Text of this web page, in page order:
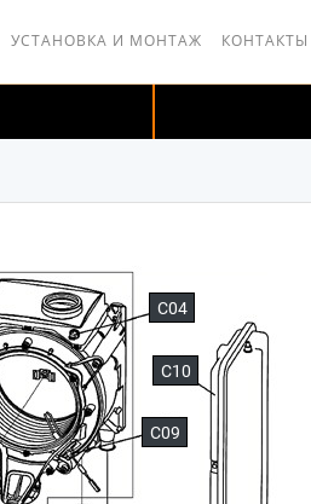
УСТАНОВКА И МОНТАЖ КОНТАКТЫ
C04
C09
C10